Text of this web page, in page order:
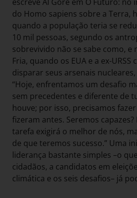
do Homo sapiens sobre a Terra,
quando a população teria se
10 mil pessoas, segundo os
sobrevivido não se sabe como, e
Fria, quando os EUA e a ex-
disparar seus arsenais
“Hoje, enfrentamos um desafio
sem precedentes e diferente de
houve; por isso, precisamos
fizeram antes. Seremos capazes?
tarefa exigirá o melhor de nós,
de que teremos sucesso.” Uma
liderança bastante simples –o
cidadãos, a candidatos em
climática e os seis desafios– já